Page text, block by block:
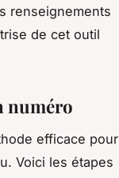
renseignements
de cet outil
numéro
efficace pour
Voici les étapes